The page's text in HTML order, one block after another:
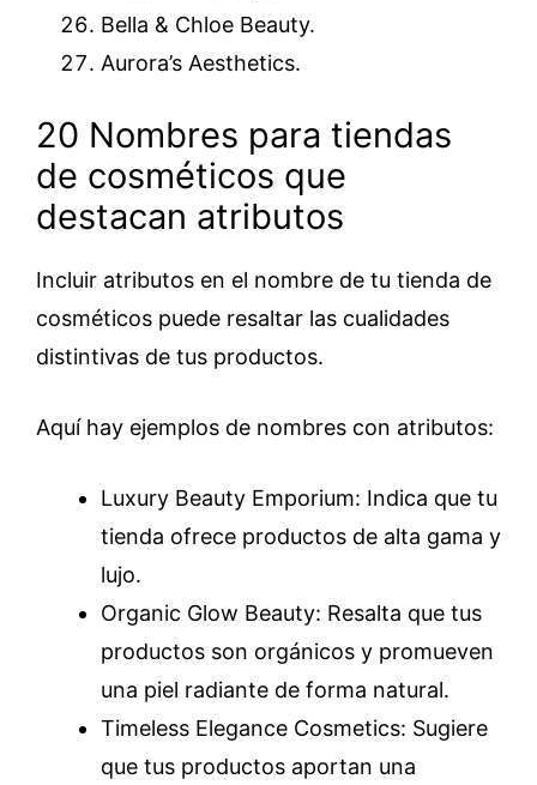
Bella & Chloe Beauty.
Aurora’s Aesthetics.
20 Nombres para tiendas
de cosméticos que
destacan atributos
Incluir atributos en el nombre de tu tienda de
cosméticos puede resaltar las cualidades
distintivas de tus productos.
Aquí hay ejemplos de nombres con atributos:
Luxury Beauty Emporium: Indica que tu
tienda ofrece productos de alta gama y
lujo.
Organic Glow Beauty: Resalta que tus
productos son orgánicos y promueven
una piel radiante de forma natural.
Timeless Elegance Cosmetics: Sugiere
que tus productos aportan una